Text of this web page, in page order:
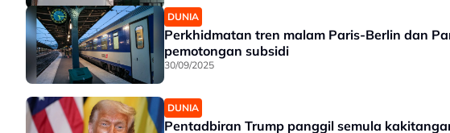
DUNIA
Perkhidmatan tren malam Paris-Berlin dan
pemotongan subsidi
30/09/2025
DUNIA
Pentadbiran Trump panggil semula